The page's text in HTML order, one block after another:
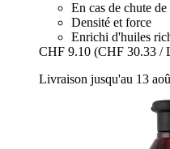
En cas de chute
Densité et force
Enrichi d'huiles
CHF 9.10 (CHF 30.33 /
Livraison jusqu'au 13